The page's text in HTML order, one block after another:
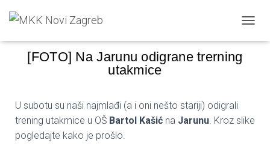
Published byFran Bilićon
[FOTO] Na Jarunu odigrane trerning
utakmice
U subotu su naši najmlađi (a i oni nešto stariji) odigrali
trening utakmice u OŠ Bartol Kašić na Jarunu. Kroz slike
pogledajte kako je prošlo.